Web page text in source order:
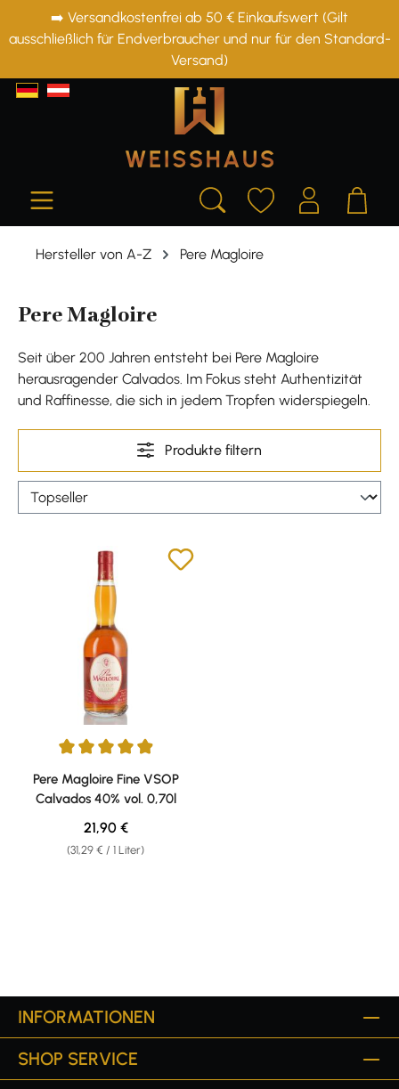
springen
➡️ Versandkostenfrei ab 50 € Einkaufswert (Gilt
ausschließlich für Endverbraucher und nur für den Standard-
Versand)
Hersteller von A-Z Pere Magloire
Pere Magloire
Seit über 200 Jahren entsteht bei Pere Magloire
herausragender Calvados. Im Fokus steht Authentizität
und Raffinesse, die sich in jedem Tropfen widerspiegeln.
Produkte filtern
Durchschnittliche Bewertung von 4.89 von 5 Sternen
Pere Magloire Fine VSOP
Calvados 40% vol. 0,70l
(31,29 € / 1 Liter)
Regulärer Preis:
21,90 €
INFORMATIONEN
SHOP SERVICE